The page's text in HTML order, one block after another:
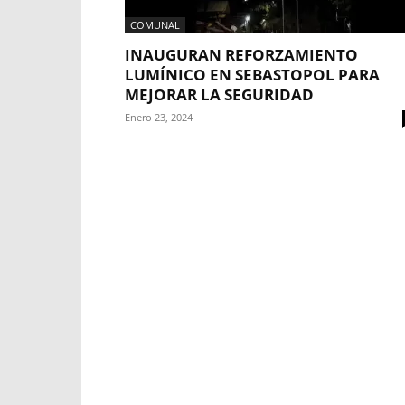
COMUNAL
INAUGURAN REFORZAMIENTO
LUMÍNICO EN SEBASTOPOL PARA
MEJORAR LA SEGURIDAD
Enero 23, 2024